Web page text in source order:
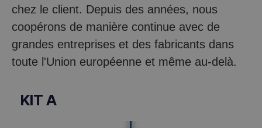
chez le client. Depuis des années, nous
coopérons de manière continue avec de
grandes entreprises et des fabricants dans
toute l'Union européenne et même au-delà.
KIT A